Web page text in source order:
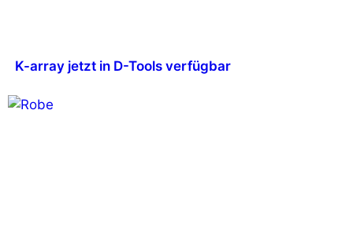
K-array jetzt in D-Tools verfügbar